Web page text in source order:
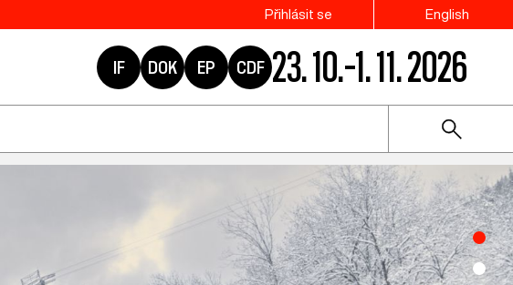
Přihlásit se English
IF DOK EP CDF 23. 10.–1. 11. 2026